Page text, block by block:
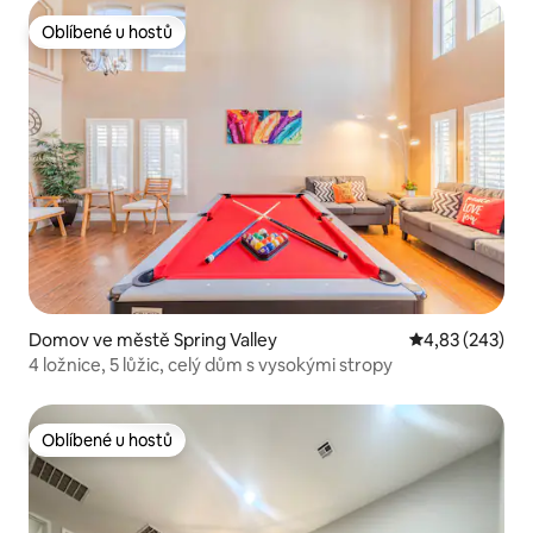
Oblíbené u hostů
Oblíbené u hostů
Domov ve městě Spring Valley Průměrné
4,83 (243)
4 ložnice, 5 lůžic, celý dům s vysokými stropy
Oblíbené u hostů
Oblíbené u hostů